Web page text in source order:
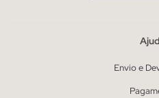
Envio e